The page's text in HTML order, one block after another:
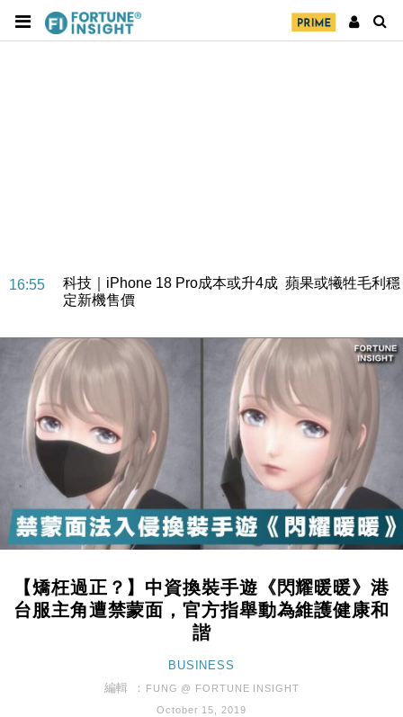
16:55
科技｜iPhone 18 Pro成本或升4成 蘋果或犧牲毛利穩
定新機售價
14:49
財經｜大摩削老鋪黃金目標價至505元 惟維持「增
持」評級
13:49
本地｜華嫂冰室太子店涉提供失實資料 遭禁申請輸入
勞工一年
12:11
中國｜強颱風「白海豚」殘渦北上 上海取消逾900班
18:31
財經｜華僑銀行上半年淨利創新高 中期息增15%至
47仙
17:33
財經｜滙豐上調香港今年GDP預測至4.5% 看好貿易
16:47
本地｜假冒內地執法人員要求交「保證金」 43歲女子
損失近6900萬元
財經｜日經失守6.5萬點後回穩 全周仍升近2%
經濟｜大摩看淡內房今年表現 削新開工及銷售預測
【矯枉過正？】中資換裝手遊《閃耀暖暖》港
台服主角遭禁蒙面，官方指舉動為維護健康和
諧
BUSINESS
編輯 ：
FUNG @ FORTUNE INSIGHT
October 15, 2019